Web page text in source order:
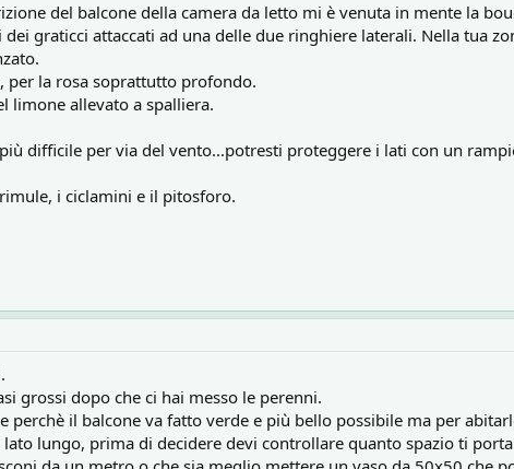
del balcone della camera da letto mi è venuta in mente la
graticci attaccati ad una delle due ringhiere laterali. Nella tua
per la rosa soprattutto profondo.
limone allevato a spalliera.
difficile per via del vento...potresti proteggere i lati con un
i ciclamini e il pitosforo.
grossi dopo che ci hai messo le perenni.
perchè il balcone va fatto verde e più bello possibile ma per
lungo, prima di decidere devi controllare quanto spazio ti